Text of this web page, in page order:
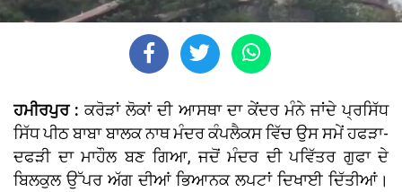
ਹਮੀਰਪੁਰ : ਕਰੋੜਾਂ ਲੋਕਾਂ ਦੀ ਆਸਥਾ ਦਾ ਕੇਂਦਰ ਮੰਨੇ ਜਾਂਦੇ ਪ੍ਰਸਿੱਧ
ਸਿੱਧ ਪੀਠ ਬਾਬਾ ਬਾਲਕ ਨਾਥ ਮੰਦਰ ਕੰਪਲੈਕਸ ਵਿੱਚ ਉਸ ਸਮੇਂ ਹਫੜਾ-
ਦਫੜੀ ਦਾ ਮਾਹੌਲ ਬਣ ਗਿਆ, ਜਦੋਂ ਮੰਦਰ ਦੀ ਪਵਿੱਤਰ ਗੁਫਾ ਦੇ
ਬਿਲਕੁਲ ਉੱਪਰ ਅੱਗ ਦੀਆਂ ਭਿਆਨਕ ਲਪਟਾਂ ਦਿਖਾਈ ਦਿੱਤੀਆਂ।